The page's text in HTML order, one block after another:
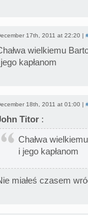
17th, 2011 at 22:20 |
wielkiemu
kapłanom
18th, 2011 at 01:00 |
Titor :
Chałwa
i jego kapłanom
miałeś czasem